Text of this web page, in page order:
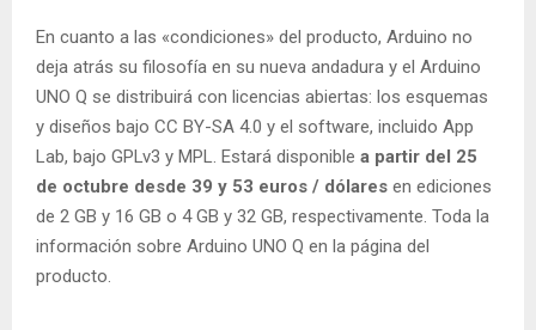
En cuanto a las «condiciones» del producto, Arduino no
deja atrás su filosofía en su nueva andadura y el Arduino
UNO Q se distribuirá con licencias abiertas: los esquemas
y diseños bajo CC BY-SA 4.0 y el software, incluido App
Lab, bajo GPLv3 y MPL. Estará disponible a partir del 25
de octubre desde 39 y 53 euros / dólares en ediciones
de 2 GB y 16 GB o 4 GB y 32 GB, respectivamente. Toda la
información sobre Arduino UNO Q en la página del
producto.